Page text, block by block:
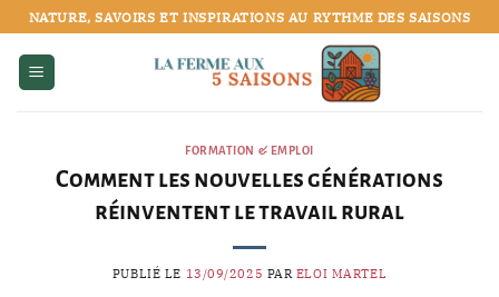
Passer
au
contenu
NATURE, SAVOIRS ET INSPIRATIONS AU RYTHME DES SAISONS
FORMATION & EMPLOI
Comment les nouvelles générations
réinventent le travail rural
PUBLIÉ LE 13/09/2025 PAR ELOI MARTEL